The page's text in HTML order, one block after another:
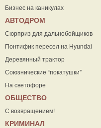
Бизнес на каникулах
АВТОДРОМ
Сюрприз для дальнобойщиков
Понтифик пересел на Hyundai
Деревянный трактор
Союзнические “покатушки”
На светофоре
ОБЩЕСТВО
С возвращением!
КРИМИНАЛ